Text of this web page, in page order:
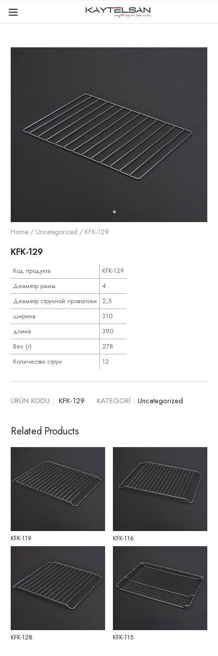
Home / Uncategorized / KFK-129
KFK-129
Код продукта
KFK-129
Диаметр рамы
4
Диаметр струнной проволоки
2,5
ширина
310
длина
390
Вес (г)
278
Количество струн
12
ÜRÜN KODU : KFK-129 KATEGORİ : Uncategorized
Related Products
KFK-119 KFK-116
KFK-128 KFK-115